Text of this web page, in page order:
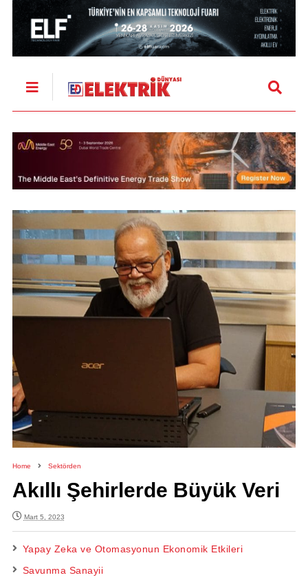
Home Sektörden
Akıllı Şehirlerde Büyük Veri
Mart 5, 2023
Yapay Zeka ve Otomasyonun Ekonomik Etkileri
Savunma Sanayii